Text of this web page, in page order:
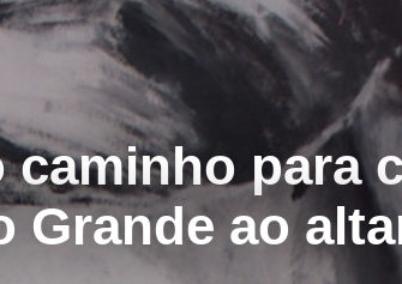
caminho para
Grande ao